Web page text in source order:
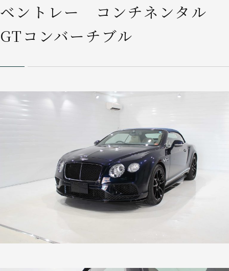
ベントレー コンチネンタル
GTコンバーチブル